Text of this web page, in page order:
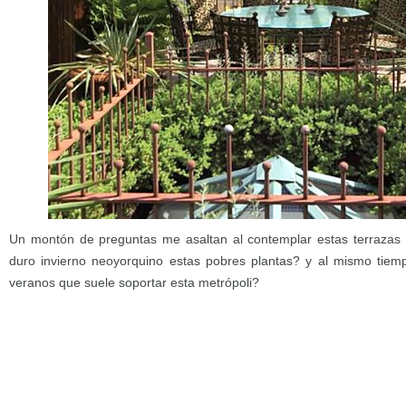
Un montón de preguntas me asaltan al contemplar estas
duro invierno neoyorquino estas pobres plantas? y al mismo
veranos que suele soportar esta metrópoli?